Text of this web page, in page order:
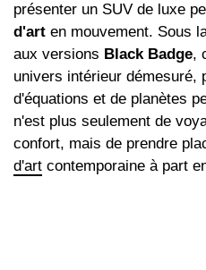
présenter un SUV de luxe
d'art en mouvement. Sous
aux versions Black Badge,
univers intérieur démesuré,
d'équations et de planètes
n'est plus seulement de
confort, mais de prendre
d'art contemporaine à part